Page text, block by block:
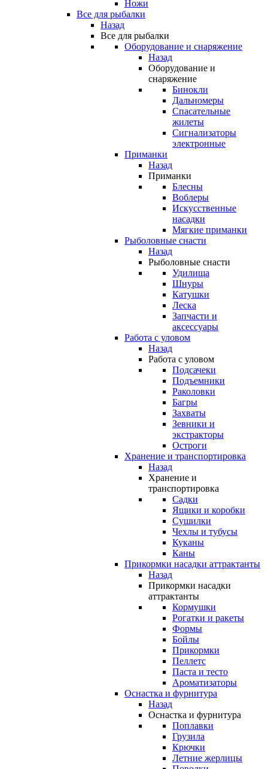
Ножи
Все для рыбалки
Назад
Все для рыбалки
Оборудование и снаряжение
Назад
Оборудование и
снаряжение
Бинокли
Дальномеры
Спасательные
жилеты
Сигнализаторы
электронные
Приманки
Назад
Приманки
Блесны
Воблеры
Искусственные
насадки
Мягкие приманки
Рыболовные снасти
Назад
Рыболовные снасти
Удилища
Шнуры
Катушки
Леска
Запчасти и
аксессуары
Работа с уловом
Назад
Работа с уловом
Подсачеки
Подъемники
Раколовки
Багры
Захваты
Зевники и
экстракторы
Остроги
Хранение и транспортировка
Назад
Хранение и
транспортировка
Садки
Ящики и коробки
Сушилки
Чехлы и тубусы
Куканы
Каны
Прикормки насадки аттрактанты
Назад
Прикормки насадки
аттрактанты
Кормушки
Рогатки и ракеты
Формы
Бойлы
Прикормки
Пеллетс
Паста и тесто
Ароматизаторы
Оснастка и фурнитура
Назад
Оснастка и фурнитура
Поплавки
Грузила
Крючки
Летние жерлицы